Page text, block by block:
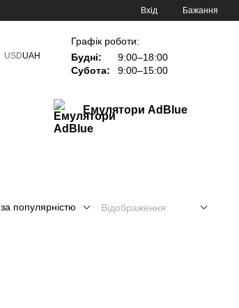
Вхід Бажання
USDUAH
Графік роботи:
Будні:
9:00–18:00
Субота:
9:00–15:00
Емулятори AdBlue
за популярністю Відображення: